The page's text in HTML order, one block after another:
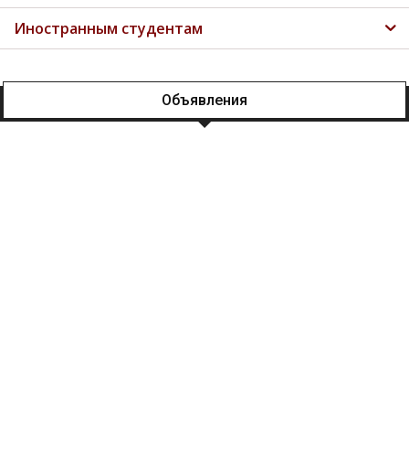
Иностранным студентам
Объявления